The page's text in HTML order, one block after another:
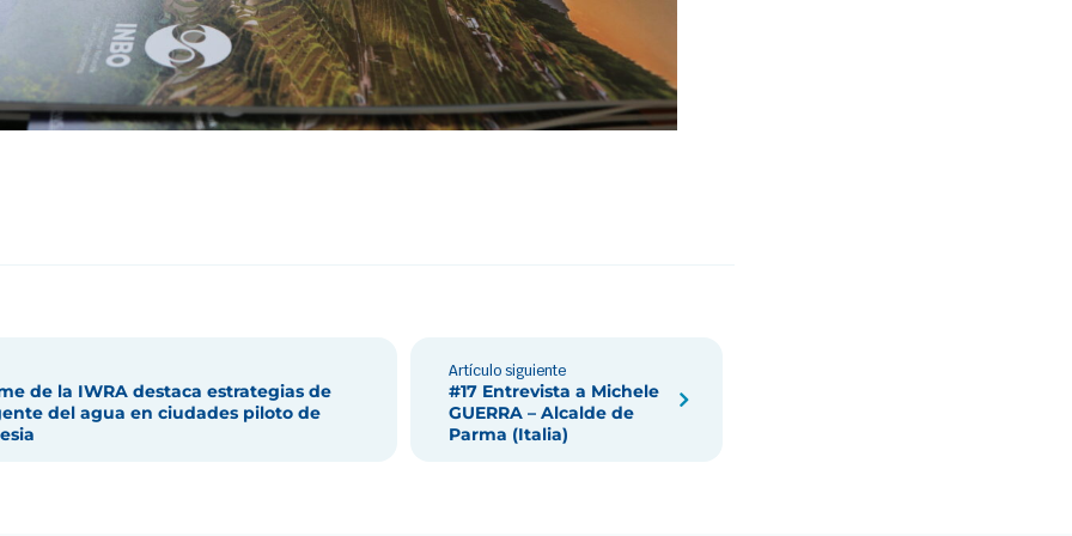
de la IWRA destaca estrategias de
del agua en ciudades piloto de
Artículo siguiente
#17 Entrevista a Michele
GUERRA – Alcalde de
Parma (Italia)